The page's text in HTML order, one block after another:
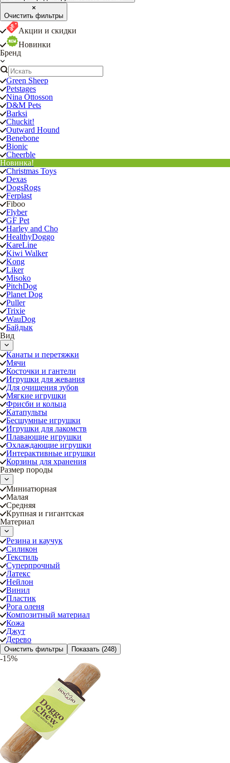
Очистить фильтры
Акции и скидки
Новинки
Бренд
Green Sheep
Petstages
Nina Ottosson
D&M Pets
Barksi
Chuckit!
Outward Hound
Benebone
Bionic
Cheerble
Новинка!
Christmas Toys
Dexas
DogsRogs
Ferplast
Fiboo
Flyber
GF Pet
Harley and Cho
HealthyDoggo
KareLine
Kiwi Walker
Kong
Liker
Misoko
PitchDog
Planet Dog
Puller
Trixie
WauDog
Байдык
Вид
Канаты и перетяжки
Мячи
Косточки и гантели
Игрушки для жевания
Для очищения зубов
Мягкие игрушки
Фрисби и кольца
Катапульты
Бесшумные игрушки
Игрушки для лакомств
Плавающие игрушки
Охлаждающие игрушки
Интерактивные игрушки
Корзины для хранения
Размер породы
Миниатюрная
Малая
Средняя
Крупная и гигантская
Материал
Резина и каучук
Силикон
Текстиль
Суперпрочный
Латекс
Нейлон
Винил
Пластик
Рога оленя
Композитный материал
Кожа
Джут
Дерево
Очистить фильтры Показать (248)
-15%